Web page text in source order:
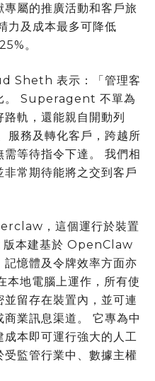
屬的推廣活動和客戶旅
力及成本最多可降低
。
Sheth 表示：「管理客
。 Superagent 不單為
路軌，還能親自開動列
服務及轉化客戶，跨越所
等待指令下達。 我們相
常期待能將之交到客戶
，這個運行於裝置
本建基於 OpenClaw
憶體及令牌效率方面亦
地電腦上運作，所有使
留存在裝置內，並可連
業訊息渠道。 它專為中
本即可運行強大的人工
監管行業中、數據主權